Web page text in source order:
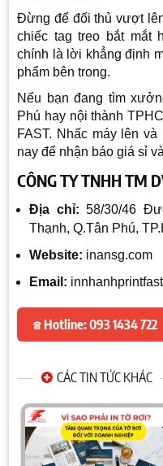
Đừng để đối thủ vượt
chiếc tag treo bắt mắt
chính là lời khẳng định
phẩm bên trong.
Nếu bạn đang tìm
Phú hay nội thành
FAST. Nhấc máy lên
nay để nhận báo giá sỉ
CÔNG TY TNHH TM
Địa chỉ: 58/30/46
Thạnh, Q.Tân Phú,
Website: inansg.com
Email:
☎ Hotline: 093 1434 722
CÁC TIN TỨC KHÁC